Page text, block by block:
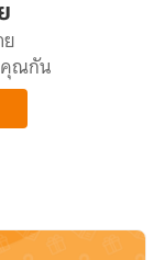
คุณกัน